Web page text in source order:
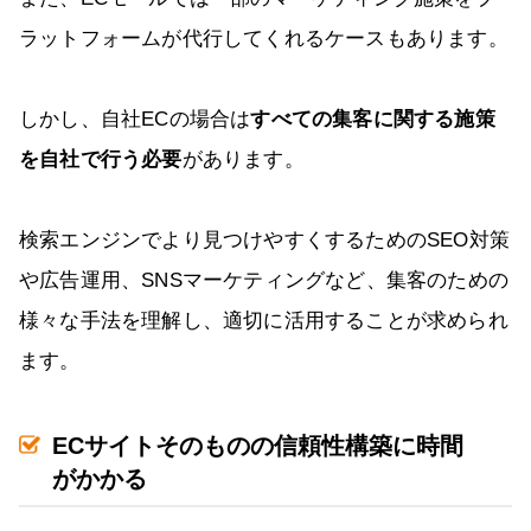
ラットフォームが代行してくれるケースもあります。
しかし、自社ECの場合はすべての集客に関する施策
を自社で行う必要があります。
検索エンジンでより見つけやすくするためのSEO対策
や広告運用、SNSマーケティングなど、集客のための
様々な手法を理解し、適切に活用することが求められ
ます。
ECサイトそのものの信頼性構築に時間
がかかる